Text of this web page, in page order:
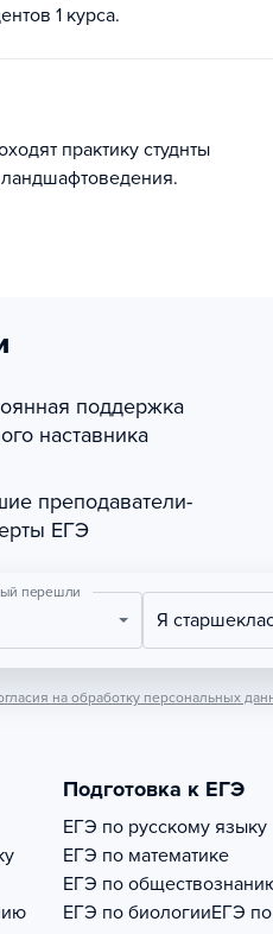
1 курса.
практику студнты
поддержка
наставника
преподаватели-
ЕГЭ
перешли
Я
на обработку персональных
Подготовка к ЕГЭ
ЕГЭ по русскому языку
ЕГЭ по математике
ЕГЭ по
ЕГЭ по биологииЕГЭ